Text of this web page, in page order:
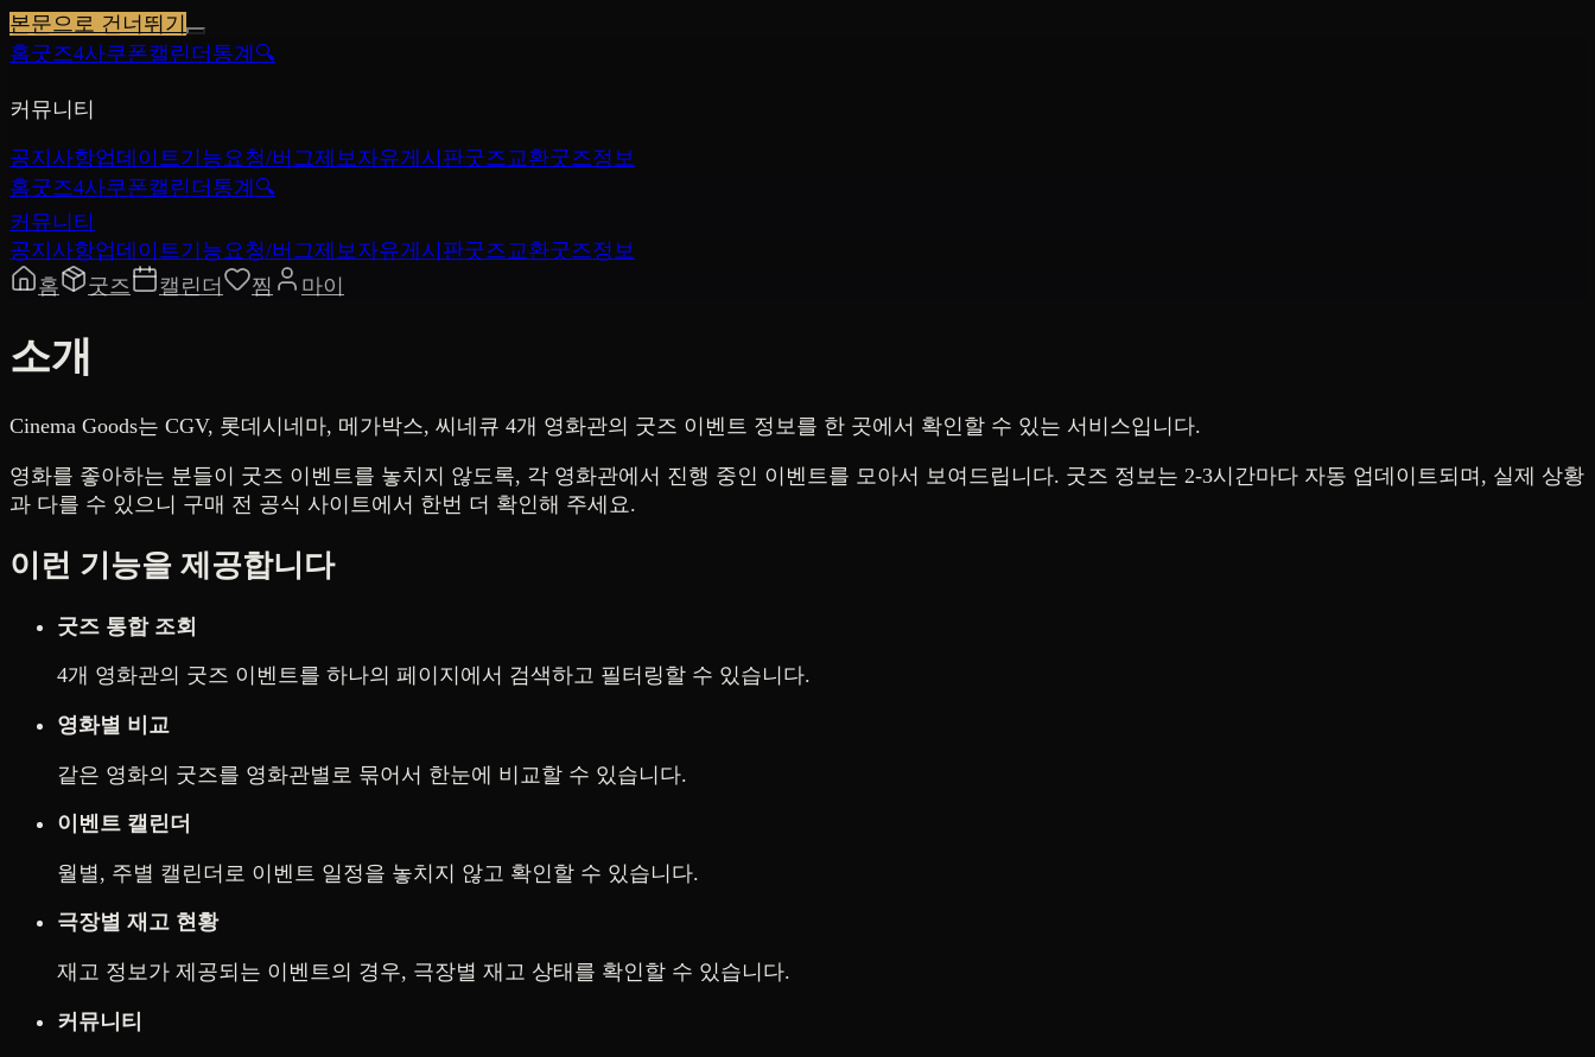
본문으로 건너뛰기
홈굿즈4사쿠폰캘린더 통계 🔍
커뮤니티
공지사항업데이트기능요청/버그제보자유게시판굿즈교환굿즈정보
홈굿즈4사쿠폰캘린더 통계 🔍
커뮤니티
공지사항업데이트기능요청/버그제보자유게시판굿즈교환굿즈정보
홈
굿즈 캘린더 찜 마이
소개
Cinema Goods는 CGV, 롯데시네마, 메가박스, 씨네큐 4개 영화관의 굿즈 이벤트 정보를 한 곳에서 확인할 수 있는 서비스입니다.
영화를 좋아하는 분들이 굿즈 이벤트를 놓치지 않도록, 각 영화관에서 진행 중인 이벤트를 모아서 보여드립니다. 굿즈 정보는 2-3시간마다 자동 업데이트되며, 실제 상황
과 다를 수 있으니 구매 전 공식 사이트에서 한번 더 확인해 주세요.
이런 기능을 제공합니다
굿즈 통합 조회
4개 영화관의 굿즈 이벤트를 하나의 페이지에서 검색하고 필터링할 수 있습니다.
영화별 비교
같은 영화의 굿즈를 영화관별로 묶어서 한눈에 비교할 수 있습니다.
이벤트 캘린더
월별, 주별 캘린더로 이벤트 일정을 놓치지 않고 확인할 수 있습니다.
극장별 재고 현황
재고 정보가 제공되는 이벤트의 경우, 극장별 재고 상태를 확인할 수 있습니다.
커뮤니티